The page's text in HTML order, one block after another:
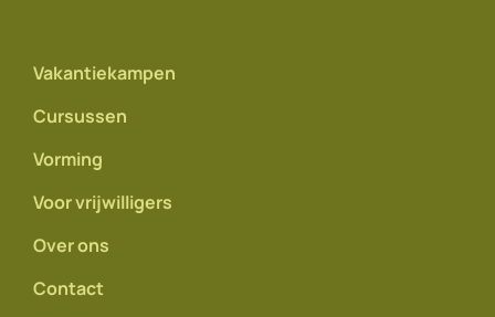
Vakantiekampen
Cursussen
Vorming
Voor vrijwilligers
Over ons
Contact